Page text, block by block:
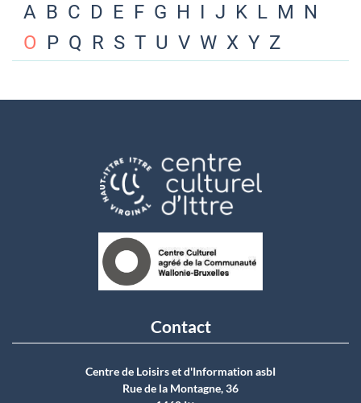
A B C D E F G H I J K L M N
O P Q R S T U V W X Y Z
Contact
Centre de Loisirs et d'Information asbI
Rue de la Montagne, 36